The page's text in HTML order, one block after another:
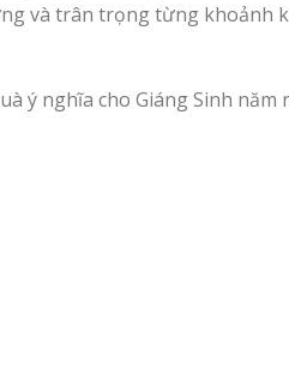
và trân trọng từng khoảnh
ý nghĩa cho Giáng Sinh năm